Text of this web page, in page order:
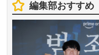
編集部おすすめ